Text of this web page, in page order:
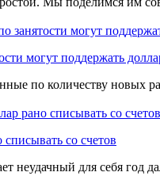
могут поддержать
по количеству новых
со счетов
неудачный для себя